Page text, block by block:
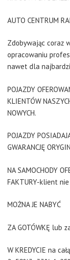
AUTO CENTRUM
Zdobywając coraz
opracowaniu
nawet dla
POJAZDY
KLIENTÓW
NOWYCH.
POJAZDY
GWARANCJĘ
NA SAMOCHODY
FAKTURY-klient
MOŻNA JE NABYĆ
ZA GOTÓWKĘ lub
W KREDYCIE na